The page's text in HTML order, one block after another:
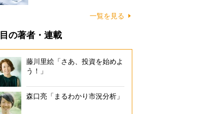
一覧を見る
の著者・連載
藤川里絵「さあ、投資を始めよ
う！」
森口亮「まるわかり市況分析」